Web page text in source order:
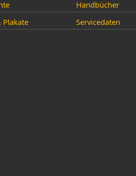
Plakate
Handbücher
Servicedaten